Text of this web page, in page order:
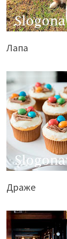
Лапа
Драже